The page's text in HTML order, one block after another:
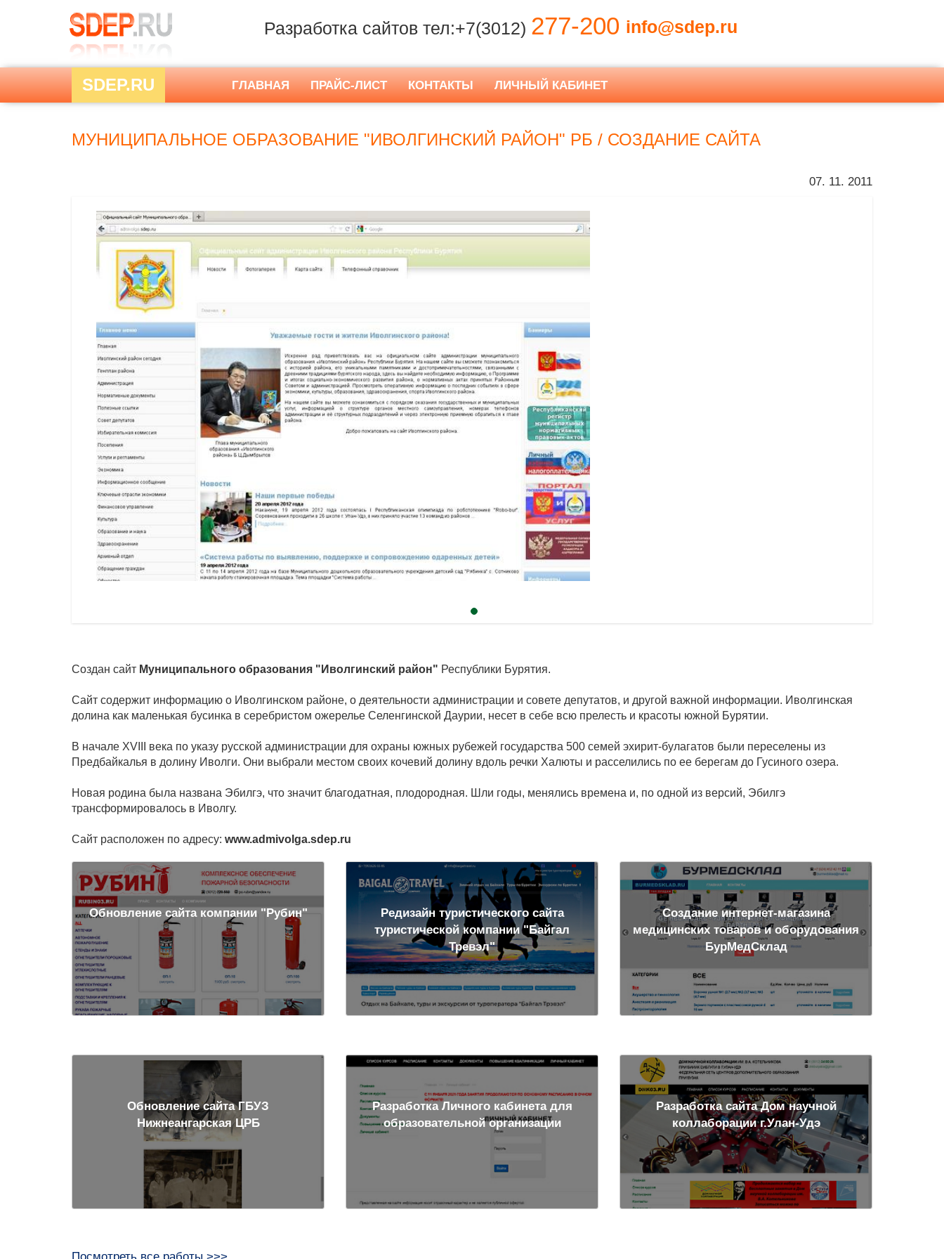
Разработка сайтов тел:+7(3012) 277-200info@sdep.ru
SDEP.RU ГЛАВНАЯ ПРАЙС-ЛИСТ КОНТАКТЫ ЛИЧНЫЙ КАБИНЕТ
МУНИЦИПАЛЬНОЕ ОБРАЗОВАНИЕ "ИВОЛГИНСКИЙ РАЙОН" РБ / СОЗДАНИЕ САЙТА
07. 11. 2011
Создан сайт Муниципального образования "Иволгинский район" Республики Бурятия.
Сайт содержит информацию о Иволгинском районе, о деятельности администрации и совете депутатов, и другой важной информации. Иволгинская
долина как маленькая бусинка в серебристом ожерелье Селенгинской Даурии, несет в себе всю прелесть и красоты южной Бурятии.
В начале XVIII века по указу русской администрации для охраны южных рубежей государства 500 семей эхирит-булагатов были переселены из
Предбайкалья в долину Иволги. Они выбрали местом своих кочевий долину вдоль речки Халюты и расселились по ее берегам до Гусиного озера.
Новая родина была названа Эбилгэ, что значит благодатная, плодородная. Шли годы, менялись времена и, по одной из версий, Эбилгэ
трансформировалось в Иволгу.
Сайт расположен по адресу: www.admivolga.sdep.ru
Обновление сайта компании "Рубин"
Редизайн туристического сайта
туристической компании "Байгал
Тревэл"
Создание интернет-магазина
медицинских товаров и оборудования
БурМедСклад
Обновление сайта ГБУЗ
Нижнеангарская ЦРБ
Разработка Личного кабинета для
образовательной организации
Разработка сайта Дом научной
коллаборации г.Улан-Удэ
Посмотреть все работы >>>